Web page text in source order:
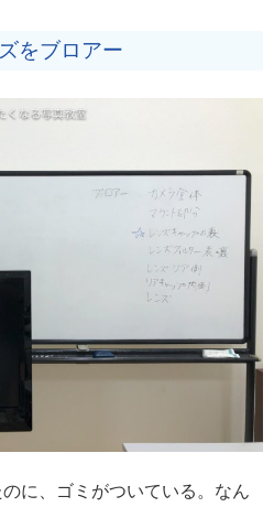
をブロアー
に、ゴミがついている。なん